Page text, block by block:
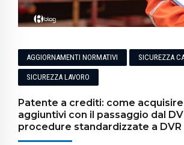
AGGIORNAMENTI NORMATIVI SICUREZZA
SICUREZZA LAVORO
Patente a crediti: come
aggiuntivi con il passaggio dal
procedure standardizzate a DVR